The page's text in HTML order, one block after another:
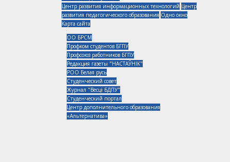
Центр развития информационных технологий Центр
развития педагогического образования Одно окно
Карта сайта
ОО БРСМ
Профком студентов БГПУ
Профсоюз работников БГПУ
Редакция газеты "НАСТАЎНІК"
РОО Белая русь
Студенческий совет
Журнал "Весцi БДПУ"
Студенческий портал
Центр дополнительного образования
«Альтернатива»